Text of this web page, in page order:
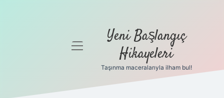
menüyü
Yeni Başlangıç
Hikayeleri
Taşınma maceralarıyla ilham bul!